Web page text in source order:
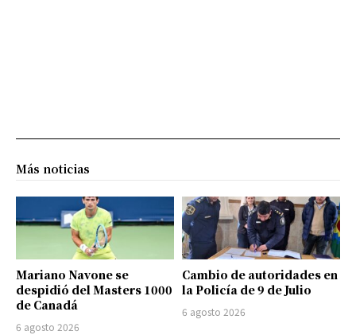
Más noticias
Mariano Navone se
despidió del Masters 1000
de Canadá
6 agosto 2026
Cambio de autoridades en
la Policía de 9 de Julio
6 agosto 2026